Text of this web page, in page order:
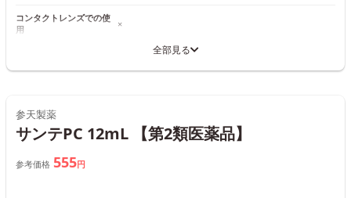
コンタクトレンズでの使
用
×
全部見る
参天製薬
サンテPC 12mL 【第2類医薬品】
参考価格 555円